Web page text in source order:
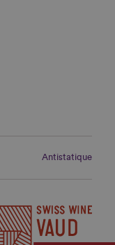
Antistatique